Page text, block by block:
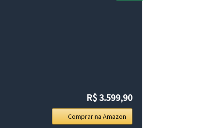
R$ 3.599,90
Comprar na Amazon